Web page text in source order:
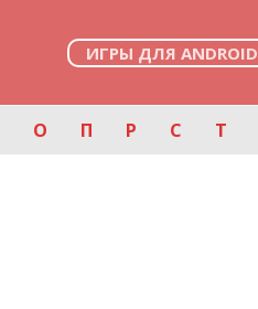
ИГРЫ ДЛЯ ANDROID
О П Р С Т